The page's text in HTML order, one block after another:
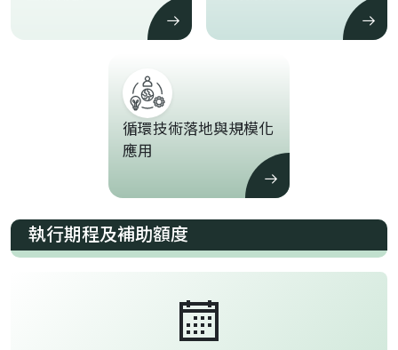
循環技術落地與規模化
應用
執行期程及補助額度